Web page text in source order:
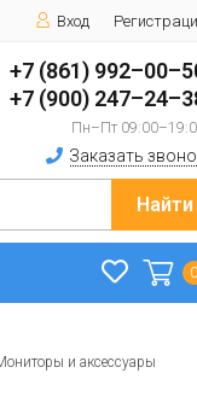
Вход
+7 (861)
+7 (900)
Пн–Пт
Заказать
Найти
и аксессуары